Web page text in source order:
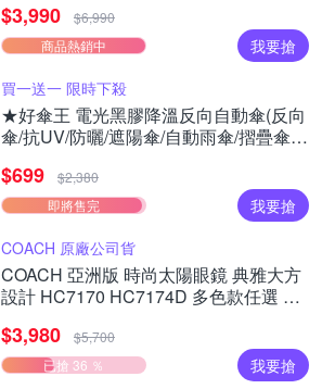
$3,990
$6,990
商品熱銷中
我要搶
買一送一 限時下殺
★好傘王 電光黑膠降溫反向自動傘(反向
傘/抗UV/防曬/遮陽傘/自動雨傘/摺疊傘降
$699
$2,380
即將售完
我要搶
COACH 原廠公司貨
COACH 亞洲版 時尚太陽眼鏡 典雅大方
設計 HC7170 HC7174D 多色款任選 公
$3,980
$5,700
已搶 36 ％
我要搶